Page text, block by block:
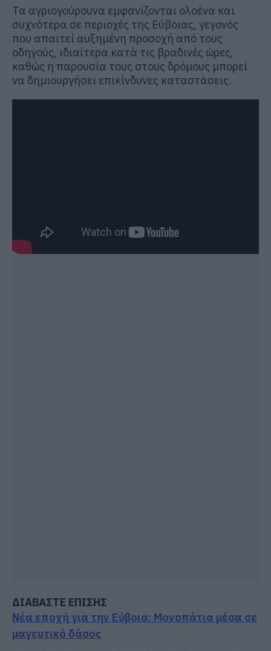
Τα αγριογούρουνα εμφανίζονται ολοένα και
συχνότερα σε περιοχές της Εύβοιας, γεγονός
που απαιτεί αυξημένη προσοχή από τους
οδηγούς, ιδιαίτερα κατά τις βραδινές ώρες,
καθώς η παρουσία τους στους δρόμους μπορεί
να δημιουργήσει επικίνδυνες καταστάσεις.
ΔΙΑΒΑΣΤΕ ΕΠΙΣΗΣ
Νέα εποχή για την Εύβοια: Μονοπάτια μέσα σε
μαγευτικό δάσος